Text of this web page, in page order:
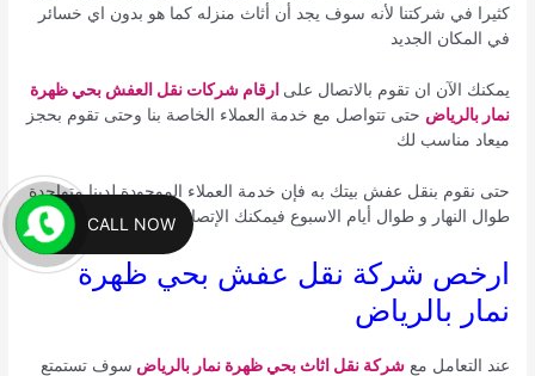
كثيرا في شركتنا لأنه سوف يجد أن أثاث منزله كما هو بدون اي خسائر
في المكان الجديد
يمكنك الآن ان تقوم بالاتصال على ارقام شركات نقل العفش بحي ظهرة
نمار بالرياض حتى تتواصل مع خدمة العملاء الخاصة بنا وحتى تقوم بحجز
ميعاد مناسب لك
حتى نقوم بنقل عفش بيتك به فإن خدمة العملاء الموجودة لدينا متواجدة
طوال النهار و طوال أيام الاسبوع فيمكنك الإتصال علينا في أي وقت
ارخص شركة نقل عفش بحي ظهرة
نمار بالرياض
عند التعامل معشركة نقل اثاث بحي ظهرة نمار بالرياض سوف تستمتع
CALL NOW